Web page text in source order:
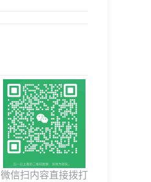
微信扫内容直接拨打